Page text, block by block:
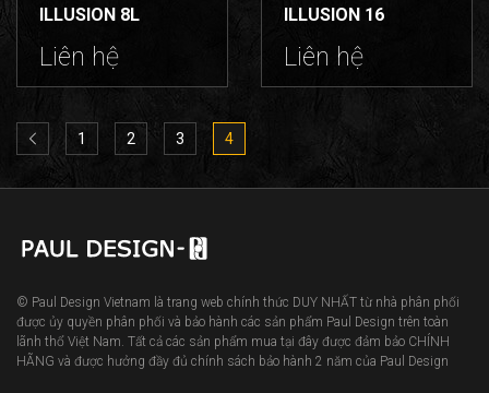
ILLUSION 8L
Liên hệ
ILLUSION 16
Liên hệ
1 2 3 4
© Paul Design Vietnam là trang web chính thức DUY NHẤT từ nhà phân phối
được ủy quyền phân phối và bảo hành các sản phẩm Paul Design trên toàn
lãnh thổ Việt Nam. Tất cả các sản phẩm mua tại đây được đảm bảo CHÍNH
HÃNG và được hưởng đầy đủ chính sách bảo hành 2 năm của Paul Design